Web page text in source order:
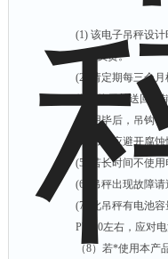
(1) 该电子吊秤设
无法负责。
(2)
请定期每三个
停止使用并送回
(3)
用毕后，吊钩
(4)
吊秤应避开腐
(5)
若长时间不使
(6)
吊秤出现故障
(7)
此吊秤有电池
Pbt 20左右，应对
（8）若*使用本产